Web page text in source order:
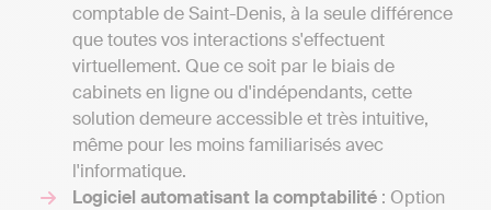
comptable de Saint-Denis, à la seule différence
que toutes vos interactions s'effectuent
virtuellement. Que ce soit par le biais de
cabinets en ligne ou d'indépendants, cette
solution demeure accessible et très intuitive,
même pour les moins familiarisés avec
l'informatique.
Logiciel automatisant la comptabilité : Option